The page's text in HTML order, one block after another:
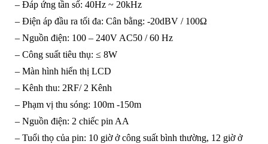
– Đáp ứng tần số: 40Hz ~ 20kHz
– Điện áp đầu ra tối đa: Cân bằng: -20dBV / 100Ω
– Nguồn điện: 100 – 240V AC50 / 60 Hz
– Công suất tiêu thụ: ≤ 8W
– Màn hình hiển thị LCD
– Kênh thu: 2RF/ 2 Kênh
– Phạm vị thu sóng: 100m -150m
– Nguồn điện: 2 chiếc pin AA
– Tuổi thọ của pin: 10 giờ ở công suất bình thường, 12 giờ ở